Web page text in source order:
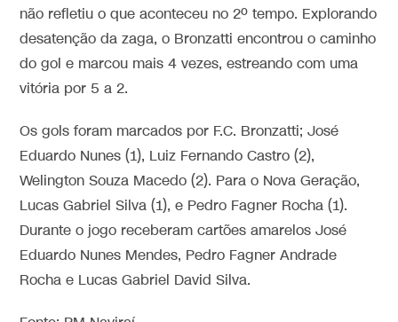
não refletiu o que aconteceu no 2º tempo. Explorando
desatenção da zaga, o Bronzatti encontrou o caminho
do gol e marcou mais 4 vezes, estreando com uma
vitória por 5 a 2.
Os gols foram marcados por F.C. Bronzatti; José
Eduardo Nunes (1), Luiz Fernando Castro (2),
Welington Souza Macedo (2). Para o Nova Geração,
Lucas Gabriel Silva (1), e Pedro Fagner Rocha (1).
Durante o jogo receberam cartões amarelos José
Eduardo Nunes Mendes, Pedro Fagner Andrade
Rocha e Lucas Gabriel David Silva.